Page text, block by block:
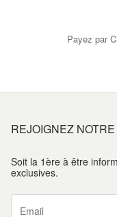
Payez par
REJOIGNEZ
Soit la 1ère à être
exclusives.